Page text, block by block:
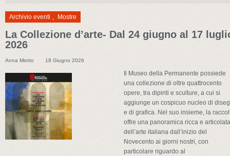
Archivio eventi , Mostre
La Collezione d’arte- Dal 24 giugno al 17
2026
Anna Miotto 18 Giugno 2026
Il Museo della Permanente possiede
una collezione di oltre quattrocento
opere, tra dipinti e sculture, a cui si
aggiunge un cospicuo nucleo di
e di grafica. Nel suo insieme, la
offre una panoramica ricca e
dell’arte italiana dall’inizio del
Novecento ai giorni nostri, con
particolare riguardo al